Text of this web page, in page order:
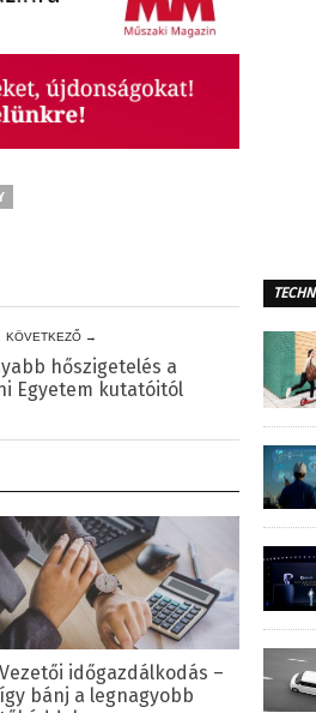
KÖVETKEZŐ →
hőszigetelés a
Egyetem kutatóitól
Vezetői időgazdálkodás –
így bánj a legnagyobb